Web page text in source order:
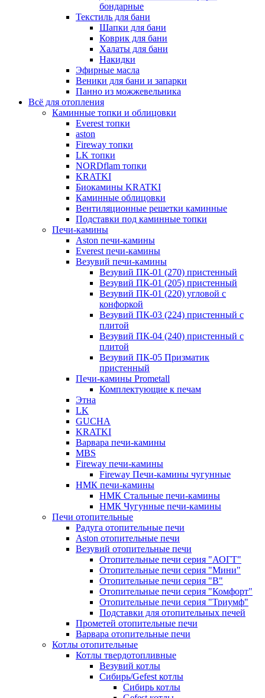
бондарные
Текстиль для бани
Шапки для бани
Коврик для бани
Халаты для бани
Накидки
Эфирные масла
Веники для бани и запарки
Панно из можжевельника
Всё для отопления
Каминные топки и облицовки
Everest топки
aston
Fireway топки
LK топки
NORDflam топки
KRATKI
Биокамины KRATKI
Каминные облицовки
Вентиляционные решетки каминные
Подставки под каминные топки
Печи-камины
Aston печи-камины
Everest печи-камины
Везувий печи-камины
Везувий ПК-01 (270) пристенный
Везувий ПК-01 (205) пристенный
Везувий ПК-01 (220) угловой с
конфоркой
Везувий ПК-03 (224) пристенный с
плитой
Везувий ПК-04 (240) пристенный с
плитой
Везувий ПК-05 Призматик
пристенный
Печи-камины Prometall
Комплектующие к печам
Этна
LK
GUCHA
KRATKI
Варвара печи-камины
MBS
Fireway печи-камины
Fireway Печи-камины чугунные
НМК печи-камины
НМК Стальные печи-камины
НМК Чугунные печи-камины
Печи отопительные
Радуга отопительные печи
Aston отопительные печи
Везувий отопительные печи
Отопительные печи серия "АОГТ"
Отопительные печи серия "Мини"
Отопительные печи серия "В"
Отопительные печи серия "Комфорт"
Отопительные печи серия "Триумф"
Подставки для отопительных печей
Прометей отопительные печи
Варвара отопительные печи
Котлы отопительные
Котлы твердотопливные
Везувий котлы
Сибирь/Gefest котлы
Сибирь котлы